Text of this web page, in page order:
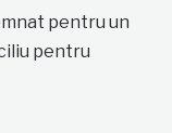
pentru un
pentru